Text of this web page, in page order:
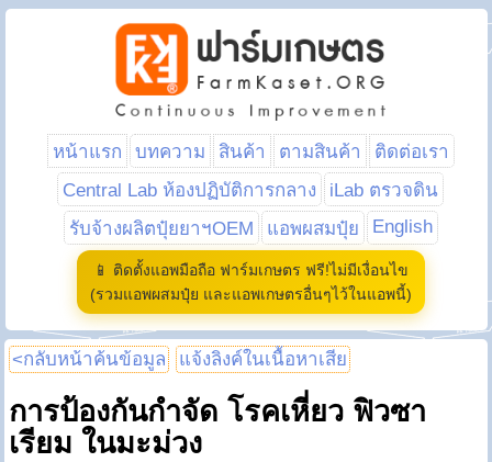
หน้าแรก บทความ สินค้า ตามสินค้า
ติดต่อเรา
Central Lab ห้องปฏิบัติการกลาง
iLab ตรวจดิน
รับจ้างผลิตปุ๋ยยาฯOEM
แอพผสมปุ๋ย English
📱 ติดตั้งแอพมือถือ ฟาร์มเกษตร ฟรี!ไม่มีเงื่อนไข
(รวมแอพผสมปุ๋ย และแอพเกษตรอื่นๆไว้ในแอพนี้)
<กลับหน้าค้นข้อมูล แจ้งลิงค์ในเนื้อหาเสีย
การป้องกันกำจัด โรคเหี่ยว ฟิวซา
เรียม ในมะม่วง